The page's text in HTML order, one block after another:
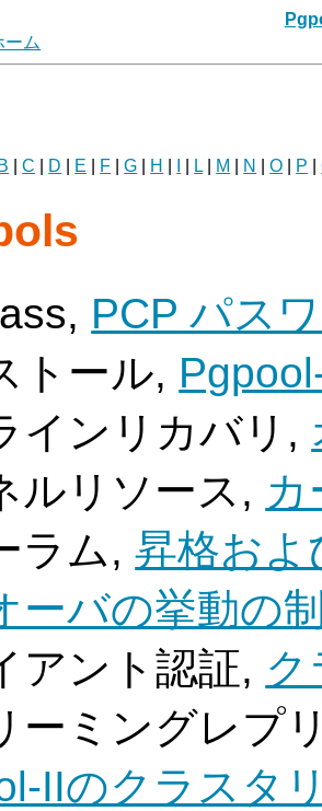
ーム
B |C D E F |G H L M N |O P |
PCP パス
トール,
インリカバリ,
ルリソース,
ラム,昇格およ
ーバの挙動の
アント認証, ク
ーミングレプ
IIのクラスタ